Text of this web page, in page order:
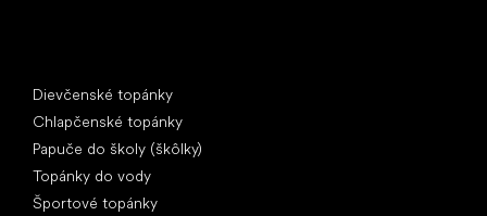
Dievčenské topánky
Chlapčenské topánky
Papuče do školy (škôlky)
Topánky do vody
Športové topánky